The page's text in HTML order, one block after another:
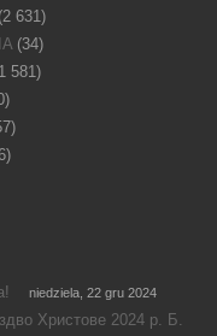
(2 631)
(34)
581)
niedziela, 22 gru 2024
Христове 2024 р. Б.